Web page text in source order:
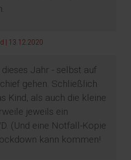
| 13.12.2020
Jahr - selbst auf
gehen. Schließlich
Kind, als auch die kleine
jeweils ein
(Und eine Notfall-Kopie
kann kommen!